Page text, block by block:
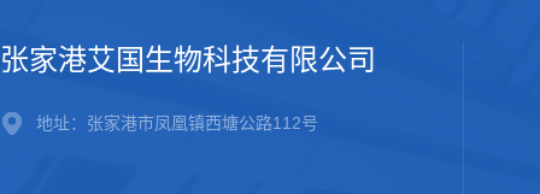
张家港艾国生物科技有限公司
地址：张家港市凤凰镇西塘公路112号